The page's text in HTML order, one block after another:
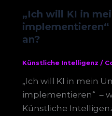
„Ich will KI in
implementieren“
an?
Künstliche Intelligenz /
„Ich will KI in mein
implementieren“ –
Künstliche